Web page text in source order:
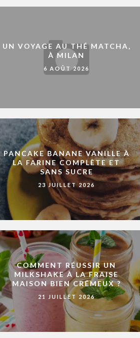
UN VOYAGE AU THÉ MATCHA,
À MILAN
6 AOÛT 2026
PANCAKE BANANE VANILLE À
LA FARINE COMPLÈTE ET
SANS SUCRE
23 JUILLET 2026
COMMENT RÉUSSIR UN
MILKSHAKE À LA FRAISE
MAISON BIEN CRÉMEUX ?
21 JUILLET 2026